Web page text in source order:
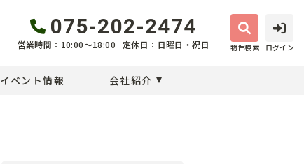
075-202-2474
営業時間：10:00〜18:00 定休日：日曜日・祝日 物件検索 ログイン
イベント情報 会社紹介